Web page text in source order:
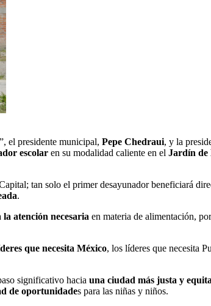
”, el presidente municipal, Pepe Chedraui, y la
escolar en su modalidad caliente en el Jardín de
tan solo el primer desayunador beneficiará
.
la atención necesaria en materia de alimentación,
que necesita México, los líderes que necesita
significativo hacia una ciudad más justa y
de oportunidades para las niñas y niños.